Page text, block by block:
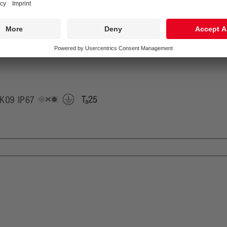
Tolérance de la couleur (MacAdam intial): 2
Durée de vie utile médiane*:
L80 60000 h à 25 °C
54 W Facteur de puissance = 0,9
Catégorie de maintenance CIE 97: E - Fermé IP5X